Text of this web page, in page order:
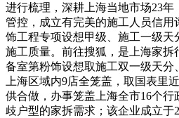
进行梳理，深耕上海当地市场23
管控，成立有完美的施工人员信
饰工程专项设想甲级、施工一级天
施工质量。前往搜狐，是上海家
备室第粉饰设想取施工双一级天分
上海区域内9店全笼盖，取国表里
供合做，办事笼盖上海全市16个
歧户型的家拆需求；该企业成立于